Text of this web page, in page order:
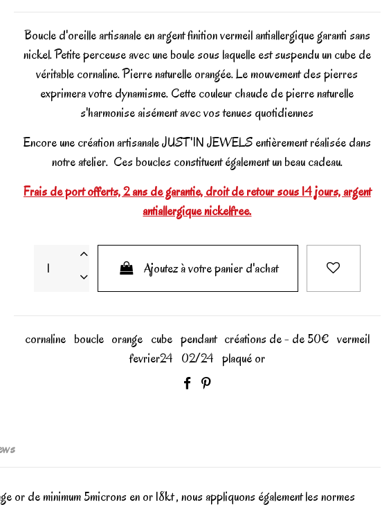
Boucle d'oreille artisanale en argent finition vermeil antiallergique garanti sans
nickel. Petite perceuse avec une boule sous laquelle est suspendu un cube de
véritable cornaline. Pierre naturelle orangée. Le mouvement des pierres
exprimera votre dynamisme. Cette couleur chaude de pierre naturelle
s'harmonise aisément avec vos tenues quotidiennes
Encore une création artisanale JUST'IN JEWELS entièrement réalisée dans
notre atelier. Ces boucles constituent également un beau cadeau.
Frais de port offerts, 2 ans de garantie, droit de retour sous 14 jours, argent
antiallergique nickelfree.
Ajoutez à votre panier d'achat
cornaline boucle orange cube pendant créations de - de 50€ vermeil
fevrier24 02/24 plaqué or
or de minimum 5microns en or 18kt , nous appliquons également les normes